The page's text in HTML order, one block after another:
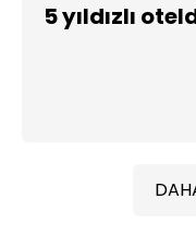
5 yıldızlı